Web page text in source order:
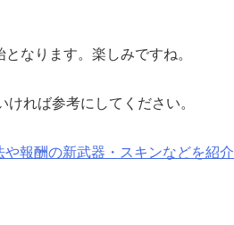
なります。楽しみですね。
れば参考にしてください。
や報酬の新武器・スキンなどを紹介